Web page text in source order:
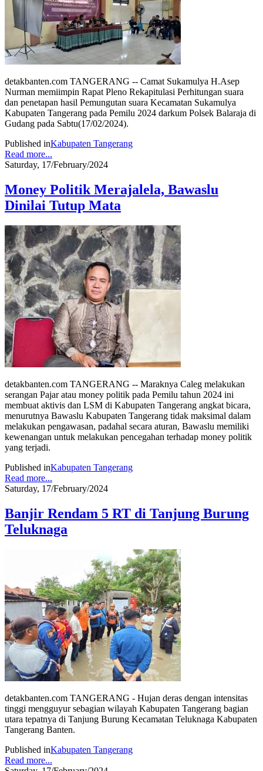
detakbanten.com TANGERANG -- Camat Sukamulya H.Asep
Nurman memiimpin Rapat Pleno Rekapitulasi Perhitungan suara
dan penetapan hasil Pemungutan suara Kecamatan Sukamulya
Kabupaten Tangerang pada Pemilu 2024 darkum Polsek Balaraja di
Gudang pada Sabtu(17/02/2024).
Published inKabupaten Tangerang
Read more...
Saturday, 17/February/2024
Money Politik Merajalela, Bawaslu
Dinilai Tutup Mata
detakbanten.com TANGERANG -- Maraknya Caleg melakukan
serangan Pajar atau money politik pada Pemilu tahun 2024 ini
membuat aktivis dan LSM di Kabupaten Tangerang angkat bicara,
menurutnya Bawaslu Kabupaten Tangerang tidak maksimal dalam
melakukan pengawasan, padahal secara aturan, Bawaslu memiliki
kewenangan untuk melakukan pencegahan terhadap money politik
yang terjadi.
Published inKabupaten Tangerang
Read more...
Saturday, 17/February/2024
Banjir Rendam 5 RT di Tanjung Burung
Teluknaga
detakbanten.com TANGERANG - Hujan deras dengan intensitas
tinggi mengguyur sebagian wilayah Kabupaten Tangerang bagian
utara tepatnya di Tanjung Burung Kecamatan Teluknaga Kabupaten
Tangerang Banten.
Published inKabupaten Tangerang
Read more...